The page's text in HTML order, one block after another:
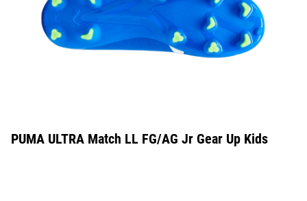
PUMA ULTRA Match LL FG/AG Jr Gear Up Kids